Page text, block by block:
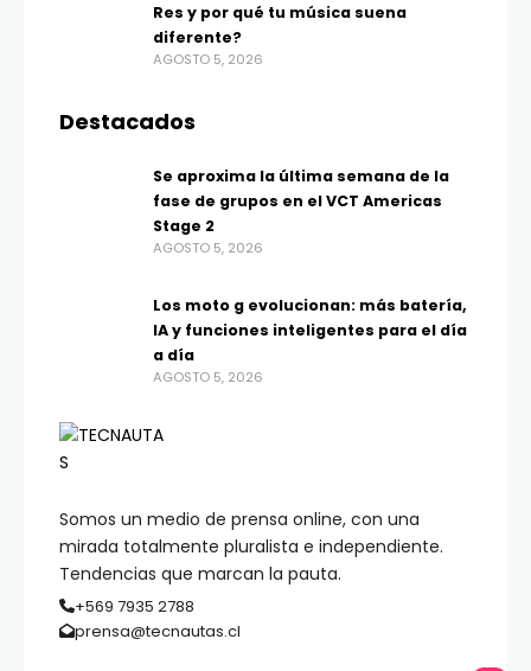
Somos un medio de prensa online, con una
mirada totalmente pluralista e independiente.
Tendencias que marcan la pauta.
+569 7935 2788
prensa@tecnautas.cl
Res y por qué tu música suena
diferente?
AGOSTO 5, 2026
Destacados
Se aproxima la última semana de la
fase de grupos en el VCT Americas
Stage 2
AGOSTO 5, 2026
Los moto g evolucionan: más batería,
IA y funciones inteligentes para el día
a día
AGOSTO 5, 2026